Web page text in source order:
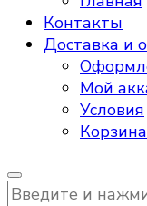
Контакты
Доставка и
Мой
Условия
Корзина
Ищите